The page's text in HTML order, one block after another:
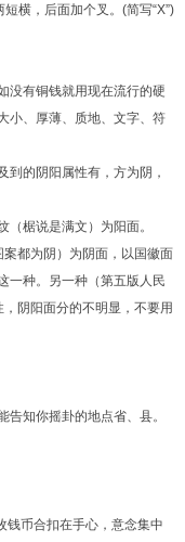
横，后面加个叉。(简写“X”)
没有铜钱就用现在流行的硬
小、厚薄、质地、文字、符
到的阴阳属性有，方为阴，
椐说是满文）为阳面。
都为阴）为阴面，以国徽面
一种。另一种（第五版人民
阴阳面分的不明显，不要用
知你摇卦的地点省、县。
钱币合扣在手心，意念集中